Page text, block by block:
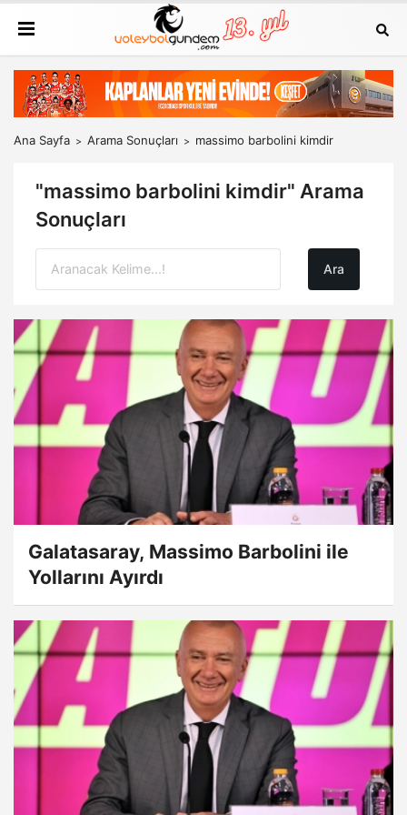
Ana Sayfa Arama Sonuçları massimo barbolini kimdir
"massimo barbolini kimdir" Arama
Sonuçları
Galatasaray, Massimo Barbolini ile
Yollarını Ayırdı